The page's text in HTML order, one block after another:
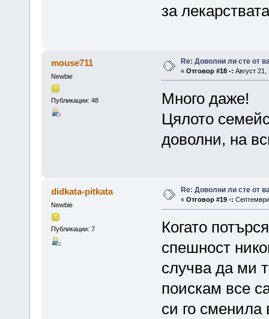
за
mouse711
Newbie
Публикации: 48
Re: Доволни ли сте от
« Отговор #18 -: Август 21,
Много даже!
Цялото
доволни, на
didkata-pitkata
Newbie
Публикации: 7
Re: Доволни ли сте от
« Отговор #19 -:
Когато
спешност
случва да ми
поискам все
си го сменила